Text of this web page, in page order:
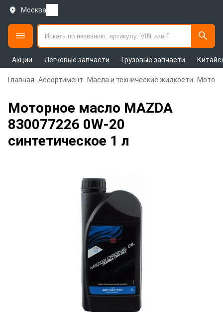
Москва
Акции Легковые запчасти Грузовые запчасти
Главная Ассортимент Масла и технические жидкости
Моторное масло MAZDA
830077226 0W-20
синтетическое 1 л